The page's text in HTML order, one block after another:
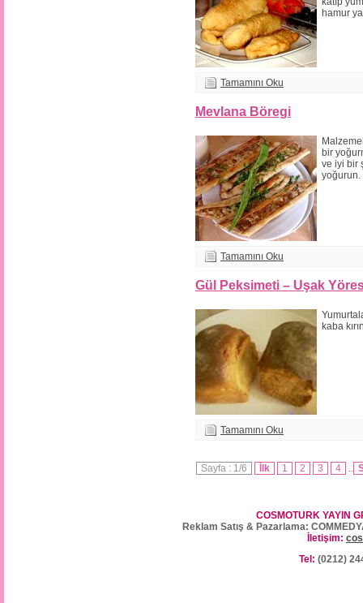
hamur
Tamamını Oku
Mevlana Böregi
bir
ve iyi bir
yoğurun.
Tamamını Oku
Gül Peksimeti – Uşak
kaba
Tamamını Oku
Sayfa : 1/6 İlk 1 2 3 4 ..
COSMOTURK YAYIN
Reklam Satış & Pazarlama:
İletişim:
Tel: (0212)